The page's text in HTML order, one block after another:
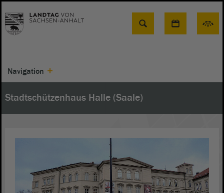
Suche
Navigation
Stadtschützenhaus Halle (Saale)